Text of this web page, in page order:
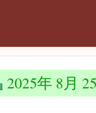
2025年 8月